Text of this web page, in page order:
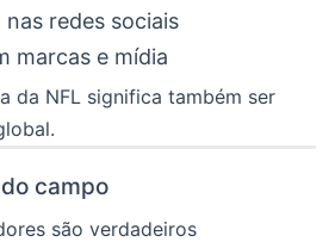
redes sociais
marcas e mídia
da NFL significa também ser
campo
são verdadeiros